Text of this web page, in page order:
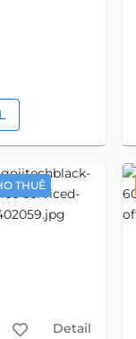
THUÊ
Detail